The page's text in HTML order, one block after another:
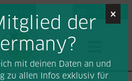
Job-Portal
×
der
mit deinen Daten an und
zu allen Infos exklusiv für